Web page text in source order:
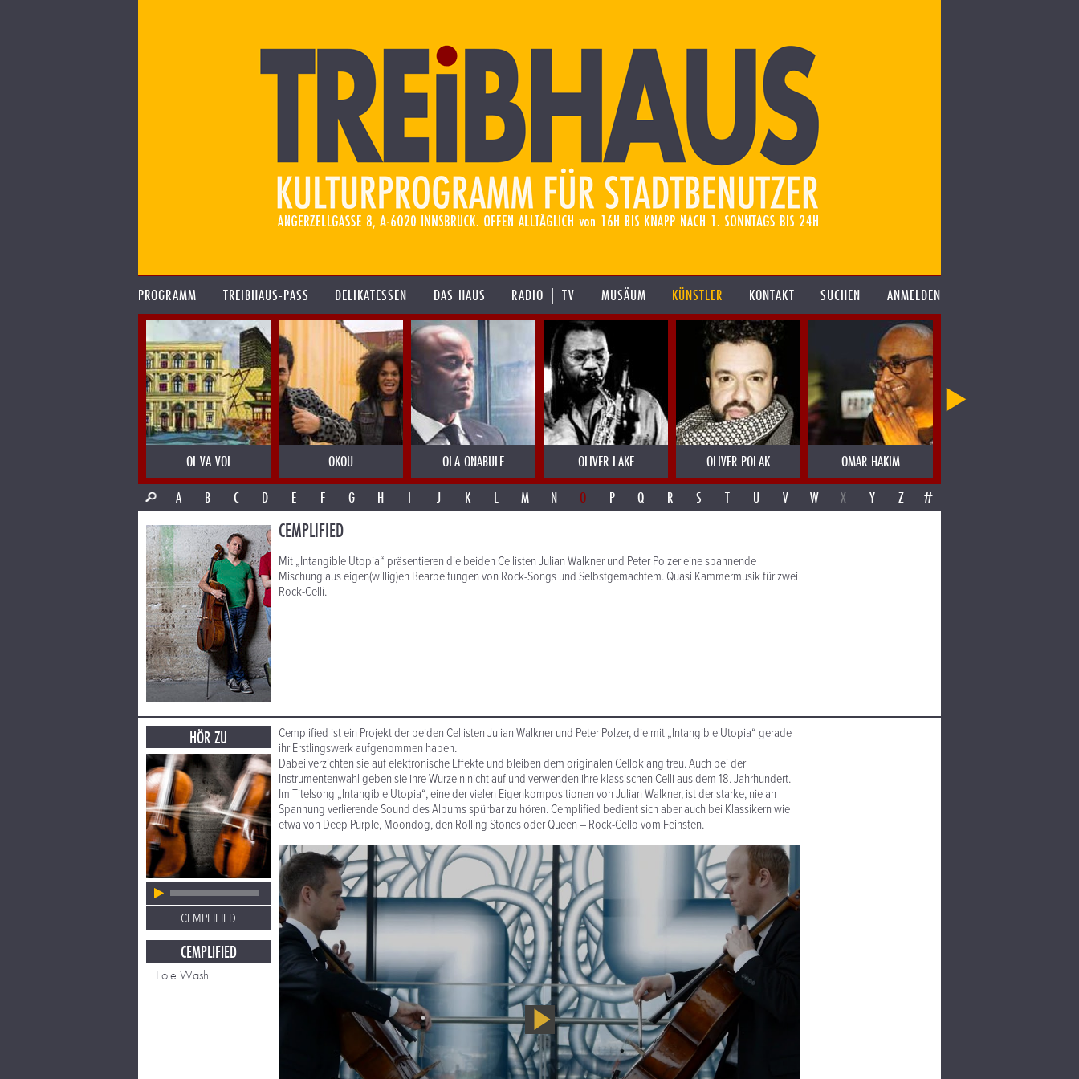
PROGRAMM TREIBHAUS-PASS DELIKATESSEN DAS HAUS RADIO | TV MUSÄUM KÜNSTLER KONTAKT SUCHEN ANMELDEN
OI VA VOI OKOU OLA ONABULE OLIVER LAKE OLIVER POLAK OMAR HAKIM
A
B C D E F G H I J K L M N O P Q R S T U V W X Y Z #
CEMPLIFIED
Mit „Intangible Utopia“ präsentieren die beiden Cellisten Julian Walkner und Peter Polzer eine spannende
Mischung aus eigen(willig)en Bearbeitungen von Rock-Songs und Selbstgemachtem. Quasi Kammermusik für zwei
Rock-Celli.
HÖR ZU
CEMPLIFIED
CEMPLIFIED
Fole Wash
Cemplified ist ein Projekt der beiden Cellisten Julian Walkner und Peter Polzer, die mit „Intangible Utopia“ gerade
ihr Erstlingswerk aufgenommen haben.
Dabei verzichten sie auf elektronische Effekte und bleiben dem originalen Celloklang treu. Auch bei der
Instrumentenwahl geben sie ihre Wurzeln nicht auf und verwenden ihre klassischen Celli aus dem 18. Jahrhundert.
Im Titelsong „Intangible Utopia“, eine der vielen Eigenkompositionen von Julian Walkner, ist der starke, nie an
Spannung verlierende Sound des Albums spürbar zu hören. Cemplified bedient sich aber auch bei Klassikern wie
etwa von Deep Purple, Moondog, den Rolling Stones oder Queen – Rock-Cello vom Feinsten.